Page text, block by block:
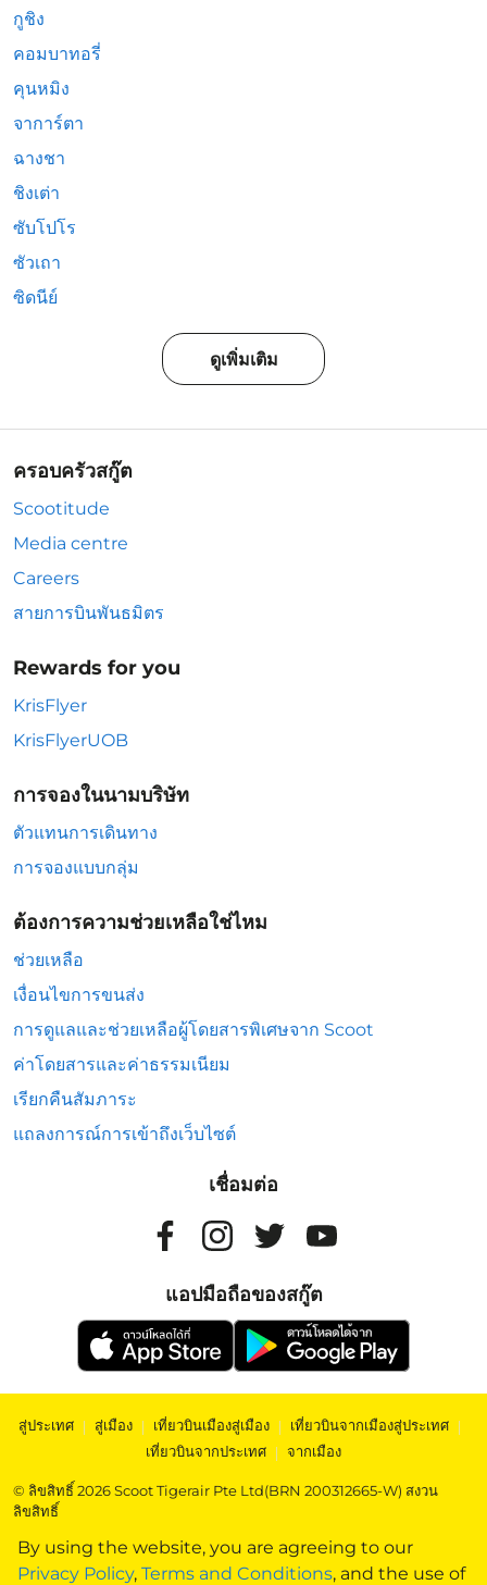
By using the website, you are agreeing to our
Privacy Policy, Terms and Conditions, and the use of
กูชิง
คอมบาทอรี่
คุนหมิง
จาการ์ตา
ฉางชา
ชิงเต่า
ซับโปโร
ซัวเถา
ซิดนีย์
ดูเพิ่มเติม
ครอบครัวสกู๊ต
Scootitude
Media centre
Careers
สายการบินพันธมิตร
Rewards for you
KrisFlyer
KrisFlyerUOB
การจองในนามบริษัท
ตัวแทนการเดินทาง
การจองแบบกลุ่ม
ต้องการความช่วยเหลือใช่ไหม
ช่วยเหลือ
เงื่อนไขการขนส่ง
การดูแลและช่วยเหลือผู้โดยสารพิเศษจาก Scoot
ค่าโดยสารและค่าธรรมเนียม
เรียกคืนสัมภาระ
แถลงการณ์การเข้าถึงเว็บไซต์
เชื่อมต่อ
แอปมือถือของสกู๊ต
สู่ประเทศ | สู่เมือง | เที่ยวบินเมืองสู่เมือง | เที่ยวบินจากเมืองสู่ประเทศ |
เที่ยวบินจากประเทศ | จากเมือง
© ลิขสิทธิ์ 2026 Scoot Tigerair Pte Ltd(BRN 200312665-W) สงวน
ลิขสิทธิ์